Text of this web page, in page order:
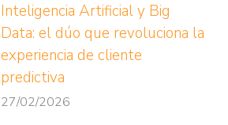
Inteligencia Artificial y Big
Data: el dúo que revoluciona la
experiencia de cliente
predictiva
27/02/2026